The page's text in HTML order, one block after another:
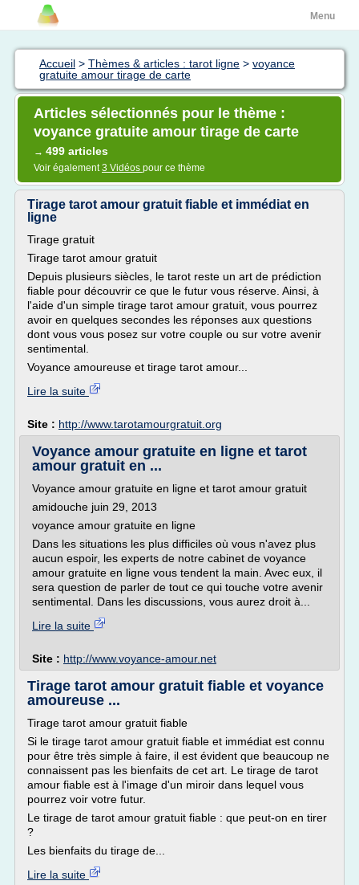
Menu
Accueil > Thèmes & articles : tarot ligne > voyance
gratuite amour tirage de carte
Articles sélectionnés pour le thème :
voyance gratuite amour tirage de carte
→ 499 articles
Voir également3 Vidéos pour ce thème
Tirage tarot amour gratuit fiable et immédiat en
ligne
Tirage gratuit
Tirage tarot amour gratuit
Depuis plusieurs siècles, le tarot reste un art de prédiction
fiable pour découvrir ce que le futur vous réserve. Ainsi, à
l'aide d'un simple tirage tarot amour gratuit, vous pourrez
avoir en quelques secondes les réponses aux questions
dont vous vous posez sur votre couple ou sur votre avenir
sentimental.
Voyance amoureuse et tirage tarot amour...
Lire la suite
Site : http://www.tarotamourgratuit.org
Voyance amour gratuite en ligne et tarot
amour gratuit en ...
Voyance amour gratuite en ligne et tarot amour gratuit
amidouche juin 29, 2013
voyance amour gratuite en ligne
Dans les situations les plus difficiles où vous n'avez plus
aucun espoir, les experts de notre cabinet de voyance
amour gratuite en ligne vous tendent la main. Avec eux, il
sera question de parler de tout ce qui touche votre avenir
sentimental. Dans les discussions, vous aurez droit à...
Lire la suite
Site : http://www.voyance-amour.net
Tirage tarot amour gratuit fiable et voyance
amoureuse ...
Tirage tarot amour gratuit fiable
Si le tirage tarot amour gratuit fiable et immédiat est connu
pour être très simple à faire, il est évident que beaucoup ne
connaissent pas les bienfaits de cet art. Le tirage de tarot
amour fiable est à l'image d'un miroir dans lequel vous
pourrez voir votre futur.
Le tirage de tarot amour gratuit fiable : que peut-on en tirer
?
Les bienfaits du tirage de...
Lire la suite